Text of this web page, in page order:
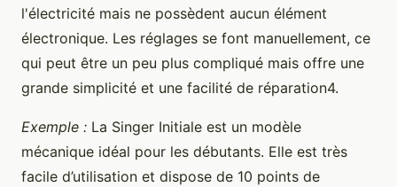
l'électricité mais ne possèdent aucun élément
électronique. Les réglages se font manuellement, ce
qui peut être un peu plus compliqué mais offre une
grande simplicité et une facilité de réparation4.
Exemple : La Singer Initiale est un modèle
mécanique idéal pour les débutants. Elle est très
facile d’utilisation et dispose de 10 points de